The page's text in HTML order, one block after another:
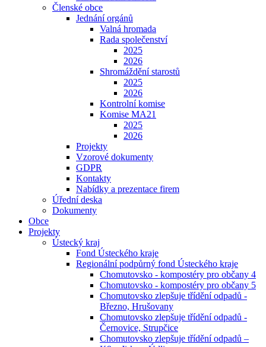
Členské obce
Jednání orgánů
Valná hromada
Rada společenství
2025
2026
Shromáždění starostů
2025
2026
Kontrolní komise
Komise MA21
2025
2026
Projekty
Vzorové dokumenty
GDPR
Kontakty
Nabídky a prezentace firem
Úřední deska
Dokumenty
Obce
Projekty
Ústecký kraj
Fond Ústeckého kraje
Regionální podpůrný fond Ústeckého kraje
Chomutovsko - kompostéry pro občany 4
Chomutovsko - kompostéry pro občany 5
Chomutovsko zlepšuje třídění odpadů -
Březno, Hrušovany
Chomutovsko zlepšuje třídění odpadů -
Černovice, Strupčice
Chomutovsko zlepšuje třídění odpadů –